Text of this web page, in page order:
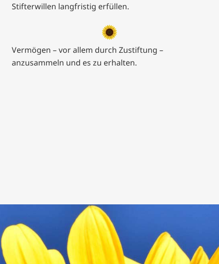
Stifterwillen langfristig erfüllen.
Vermögen – vor allem durch Zustiftung –
anzusammeln und es zu erhalten.